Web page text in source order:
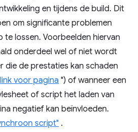
en tijdens de build. Dit
om significante problemen
te lossen. Voorbeelden hiervan
onderdeel wel of niet wordt
die de prestaties kan schaden
voor pagina ") of wanneer een
of script het laden van
negatief kan beïnvloeden.
script" .